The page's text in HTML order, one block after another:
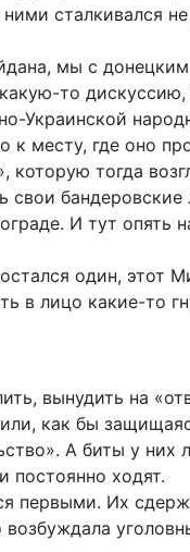
сталкивался
мы с
то
Украинской
к месту, где оно
которую тогда
бандеровские
И тут опять
один, этот
в лицо какие-то
вынудить на
как бы
А биты у
постоянно ходят.
первыми. Их